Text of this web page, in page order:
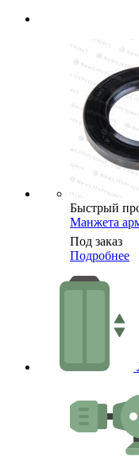
Быстрый
Манжета
Под заказ
Подробнее